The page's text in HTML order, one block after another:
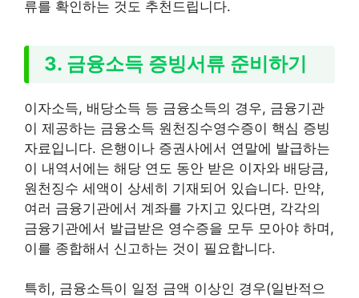
류를 확인하는 것도 추천드립니다.
3. 금융소득 증빙서류 준비하기
이자소득, 배당소득 등 금융소득의 경우, 금융기관
이 제공하는 금융소득 원천징수영수증이 핵심 증빙
자료입니다. 은행이나 증권사에서 연말에 발급하는
이 내역서에는 해당 연도 동안 받은 이자와 배당금,
원천징수 세액이 상세히 기재되어 있습니다. 만약,
여러 금융기관에서 계좌를 가지고 있다면, 각각의
금융기관에서 발급받은 영수증을 모두 모아야 하며,
이를 종합해서 신고하는 것이 필요합니다.
특히, 금융소득이 일정 금액 이상인 경우(일반적으